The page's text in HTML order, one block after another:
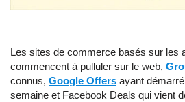
Les sites de commerce basés sur les
commencent à pulluler sur le web,
connus, Google Offers ayant
semaine et Facebook Deals qui vient